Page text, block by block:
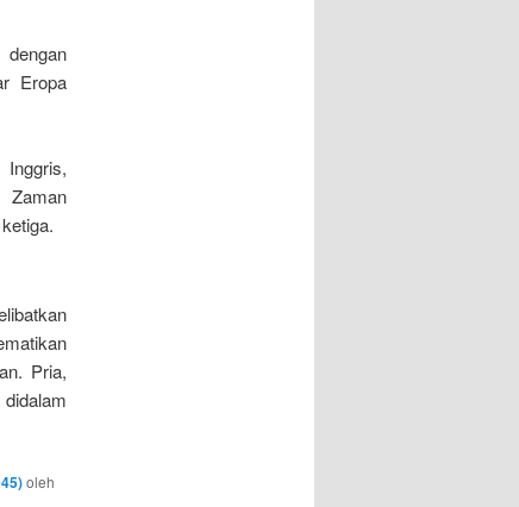
Eropa
Zaman
Pria,
oleh